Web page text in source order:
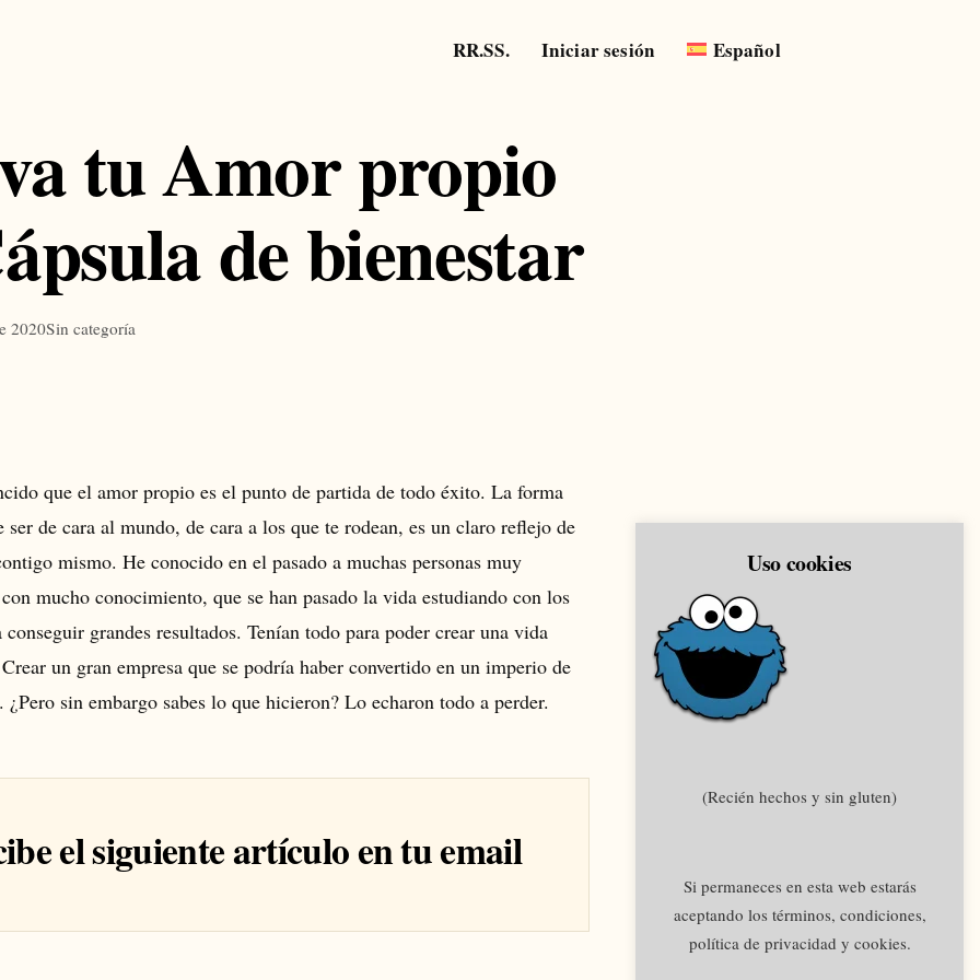
RR.SS. Iniciar sesión Español
tu Amor propio
de bienestar
2020Sin categoría
que el amor propio es el punto de partida de todo éxito. La forma
ser de cara al mundo, de cara a los que te rodean, es un claro reflejo de
mismo. He conocido en el pasado a muchas personas muy
mucho conocimiento, que se han pasado la vida estudiando con los
conseguir grandes resultados. Tenían todo para poder crear una vida
un gran empresa que se podría haber convertido en un imperio de
¿Pero sin embargo sabes lo que hicieron? Lo echaron todo a perder.
el siguiente artículo en tu email
Uso cookies
(Recién hechos y sin gluten)
Si permaneces en esta web estarás
aceptando los términos, condiciones,
política de privacidad y cookies.